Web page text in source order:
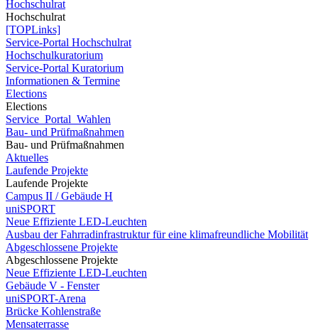
Hochschulrat
Hochschulrat
[TOPLinks]
Service-Portal Hochschulrat
Hochschulkuratorium
Service-Portal Kuratorium
Informationen & Termine
Elections
Elections
Service_Portal_Wahlen
Bau- und Prüfmaßnahmen
Bau- und Prüfmaßnahmen
Aktuelles
Laufende Projekte
Laufende Projekte
Campus II / Gebäude H
uniSPORT
Neue Effiziente LED-Leuchten
Ausbau der Fahrradinfrastruktur für eine klimafreundliche Mobilität
Abgeschlossene Projekte
Abgeschlossene Projekte
Neue Effiziente LED-Leuchten
Gebäude V - Fenster
uniSPORT-Arena
Brücke Kohlenstraße
Mensaterrasse